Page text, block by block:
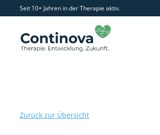
Seit 10+ Jahren in der Therapie aktiv.
Zurück zur Übersicht